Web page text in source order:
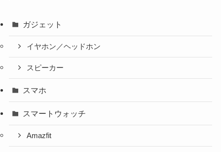
ガジェット
イヤホン／ヘッドホン
スピーカー
スマホ
スマートウォッチ
Amazfit